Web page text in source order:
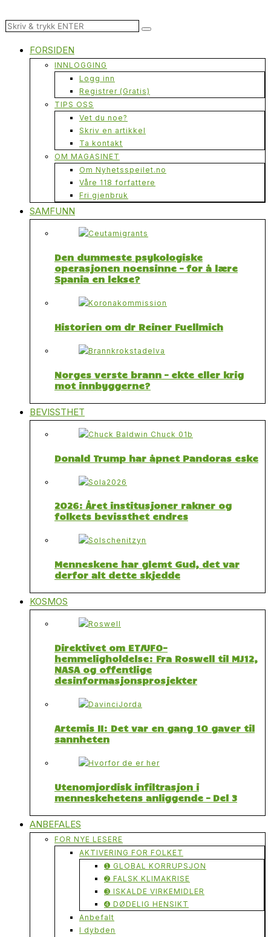
FORSIDEN
INNLOGGING
Logg inn
Registrer (Gratis)
TIPS OSS
Vet du noe?
Skriv en artikkel
Ta kontakt
OM MAGASINET
Om Nyhetsspeilet.no
Våre 118 forfattere
Fri gjenbruk
SAMFUNN
Den dummeste psykologiske
operasjonen noensinne – for å lære
Spania en lekse?
Historien om dr Reiner Fuellmich
Norges verste brann – ekte eller krig
mot innbyggerne?
BEVISSTHET
Donald Trump har åpnet Pandoras eske
2026: Året institusjoner rakner og
folkets bevissthet endres
Menneskene har glemt Gud, det var
derfor alt dette skjedde
KOSMOS
Direktivet om ET/UFO-
hemmeligholdelse: Fra Roswell til MJ12,
NASA og offentlige
desinformasjonsprosjekter
Artemis II: Det var en gang 10 gaver til
sannheten
Utenomjordisk infiltrasjon i
menneskehetens anliggende – Del 3
ANBEFALES
FOR NYE LESERE
AKTIVERING FOR FOLKET
➊ GLOBAL KORRUPSJON
➋ FALSK KLIMAKRISE
➌ ISKALDE VIRKEMIDLER
➍ DØDELIG HENSIKT
Anbefalt
I dybden